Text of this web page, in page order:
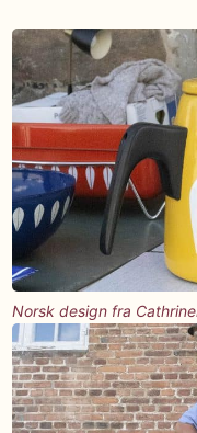
Norsk design fra